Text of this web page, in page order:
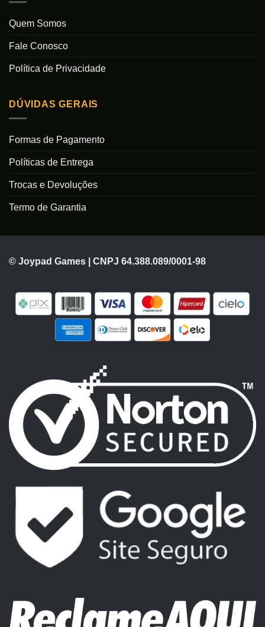
Quem Somos
Fale Conosco
Política de Privacidade
DÚVIDAS GERAIS
Formas de Pagamento
Políticas de Entrega
Trocas e Devoluções
Termo de Garantia
© Joypad Games | CNPJ 64.388.089/0001-98